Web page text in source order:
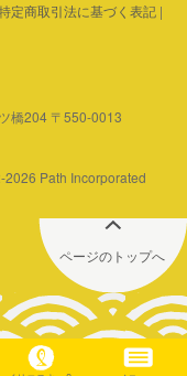
定商取引法に基づく表記|
橋204 〒550-0013
Path Incorporated
ページのトップへ